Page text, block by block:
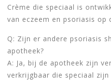
Crème die speciaal is
van eczeem en psoriasis op
Q: Zijn er andere psoriasis
apotheek?
A: Ja, bij de apotheek zijn
verkrijgbaar die speciaal